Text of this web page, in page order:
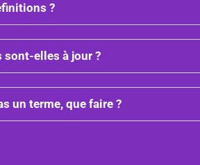
?
sont-elles à jour ?
un terme, que faire ?